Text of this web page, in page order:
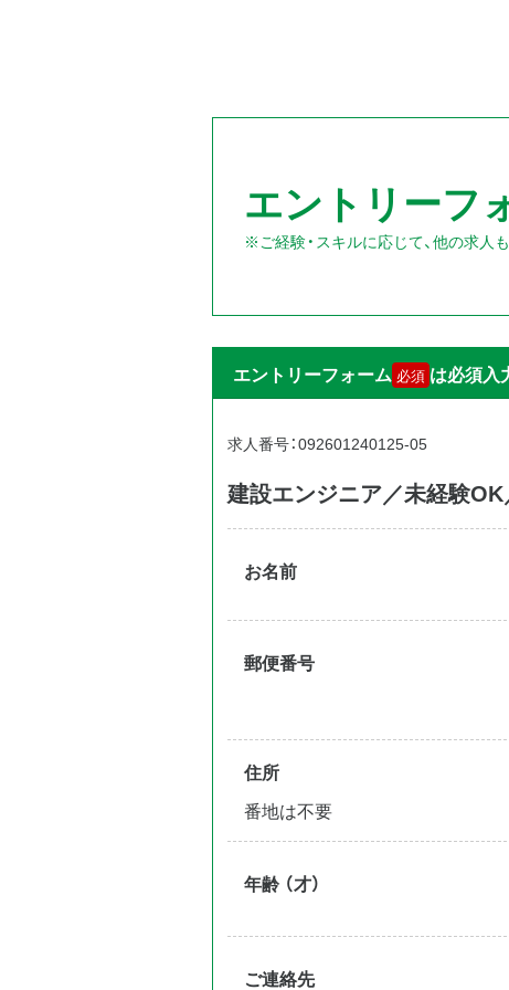
エントリーフ
※ご経験・スキルに応じて、他の求人
エントリーフォーム 必須 は必須入
求人番号：092601240125-05
建設エンジニア／未経験OK
お名前
郵便番号
住所
番地は不要
年齢 （才）
ご連絡先